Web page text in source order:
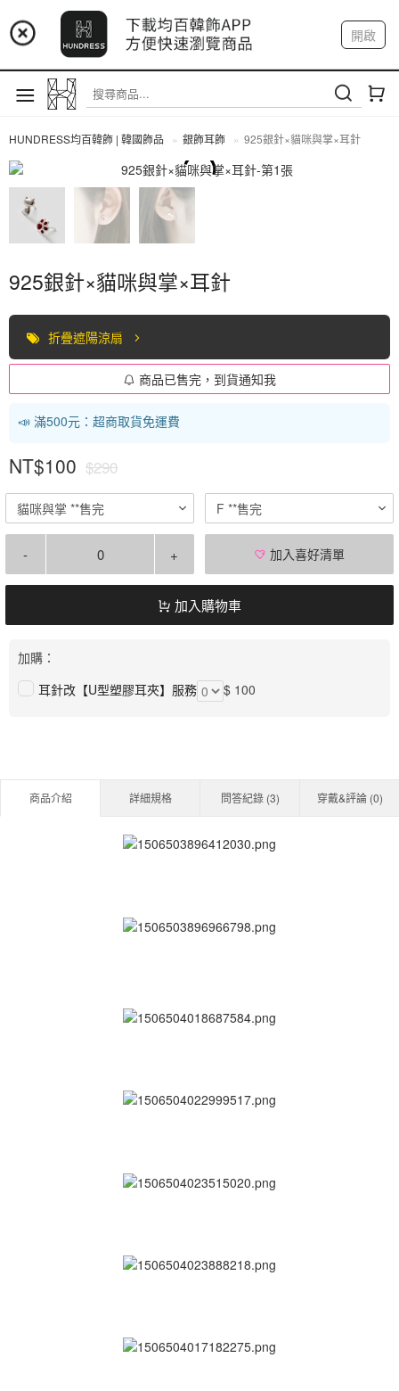
📢 市集預告：9/4-9/6 淡水捷運站
📢 市集預告：9/12-9/13 八里海巡基地
📢 市集預告：8/22-8/23 桃園青埔置地廣場
開啟
註冊 我的帳戶
HUNDRESS均百韓飾 | 韓國飾品 銀飾耳飾 925銀針×貓咪與掌×耳針
全部商品
925銀針×貓咪與掌×耳針
折疊遮陽涼扇
商品已售完，到貨通知我
📣 滿500元：超商取貨免運費
NT$100 $290
貓咪與掌 **售完 F **售完
- + 加入喜好清單
加入購物車
加購：
耳針改【U型塑膠耳夾】服務
$ 100
商品介紹 詳細規格 問答紀錄 (3) 穿戴&評論 (0)